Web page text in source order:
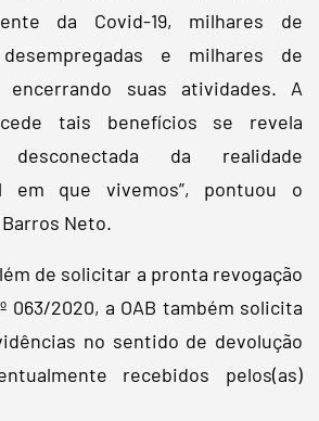
da Covid-19, milhares de
e milhares de
encerrando suas atividades. A
tais benefícios se revela
desconectada da realidade
em que vivemos”, pontuou o
Neto.
de solicitar a pronta revogação
063/2020, a OAB também solicita
no sentido de devolução
recebidos pelos(as)